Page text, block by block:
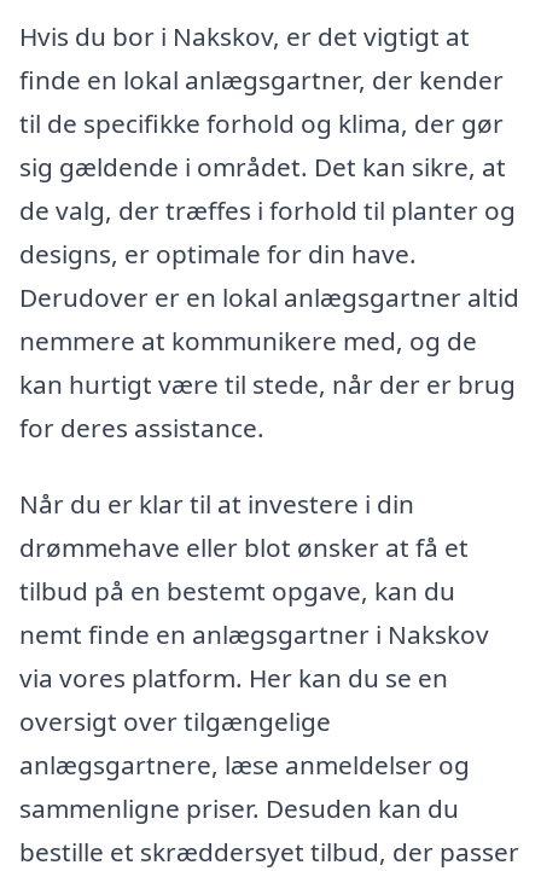
Hvis du bor i Nakskov, er det vigtigt at
finde en lokal anlægsgartner, der kender
til de specifikke forhold og klima, der gør
sig gældende i området. Det kan sikre, at
de valg, der træffes i forhold til planter og
designs, er optimale for din have.
Derudover er en lokal anlægsgartner altid
nemmere at kommunikere med, og de
kan hurtigt være til stede, når der er brug
for deres assistance.
Når du er klar til at investere i din
drømmehave eller blot ønsker at få et
tilbud på en bestemt opgave, kan du
nemt finde en anlægsgartner i Nakskov
via vores platform. Her kan du se en
oversigt over tilgængelige
anlægsgartnere, læse anmeldelser og
sammenligne priser. Desuden kan du
bestille et skræddersyet tilbud, der passer